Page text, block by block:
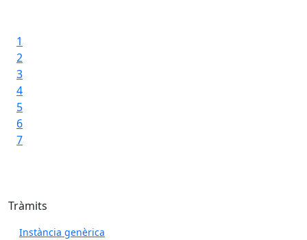
1
2
3
4
5
6
7
Tràmits
Instància genèrica